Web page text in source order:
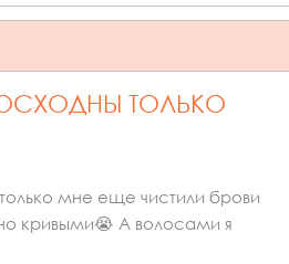
ТОЛЬКО
мне еще чистили брови
кривыми😭 А волосами я